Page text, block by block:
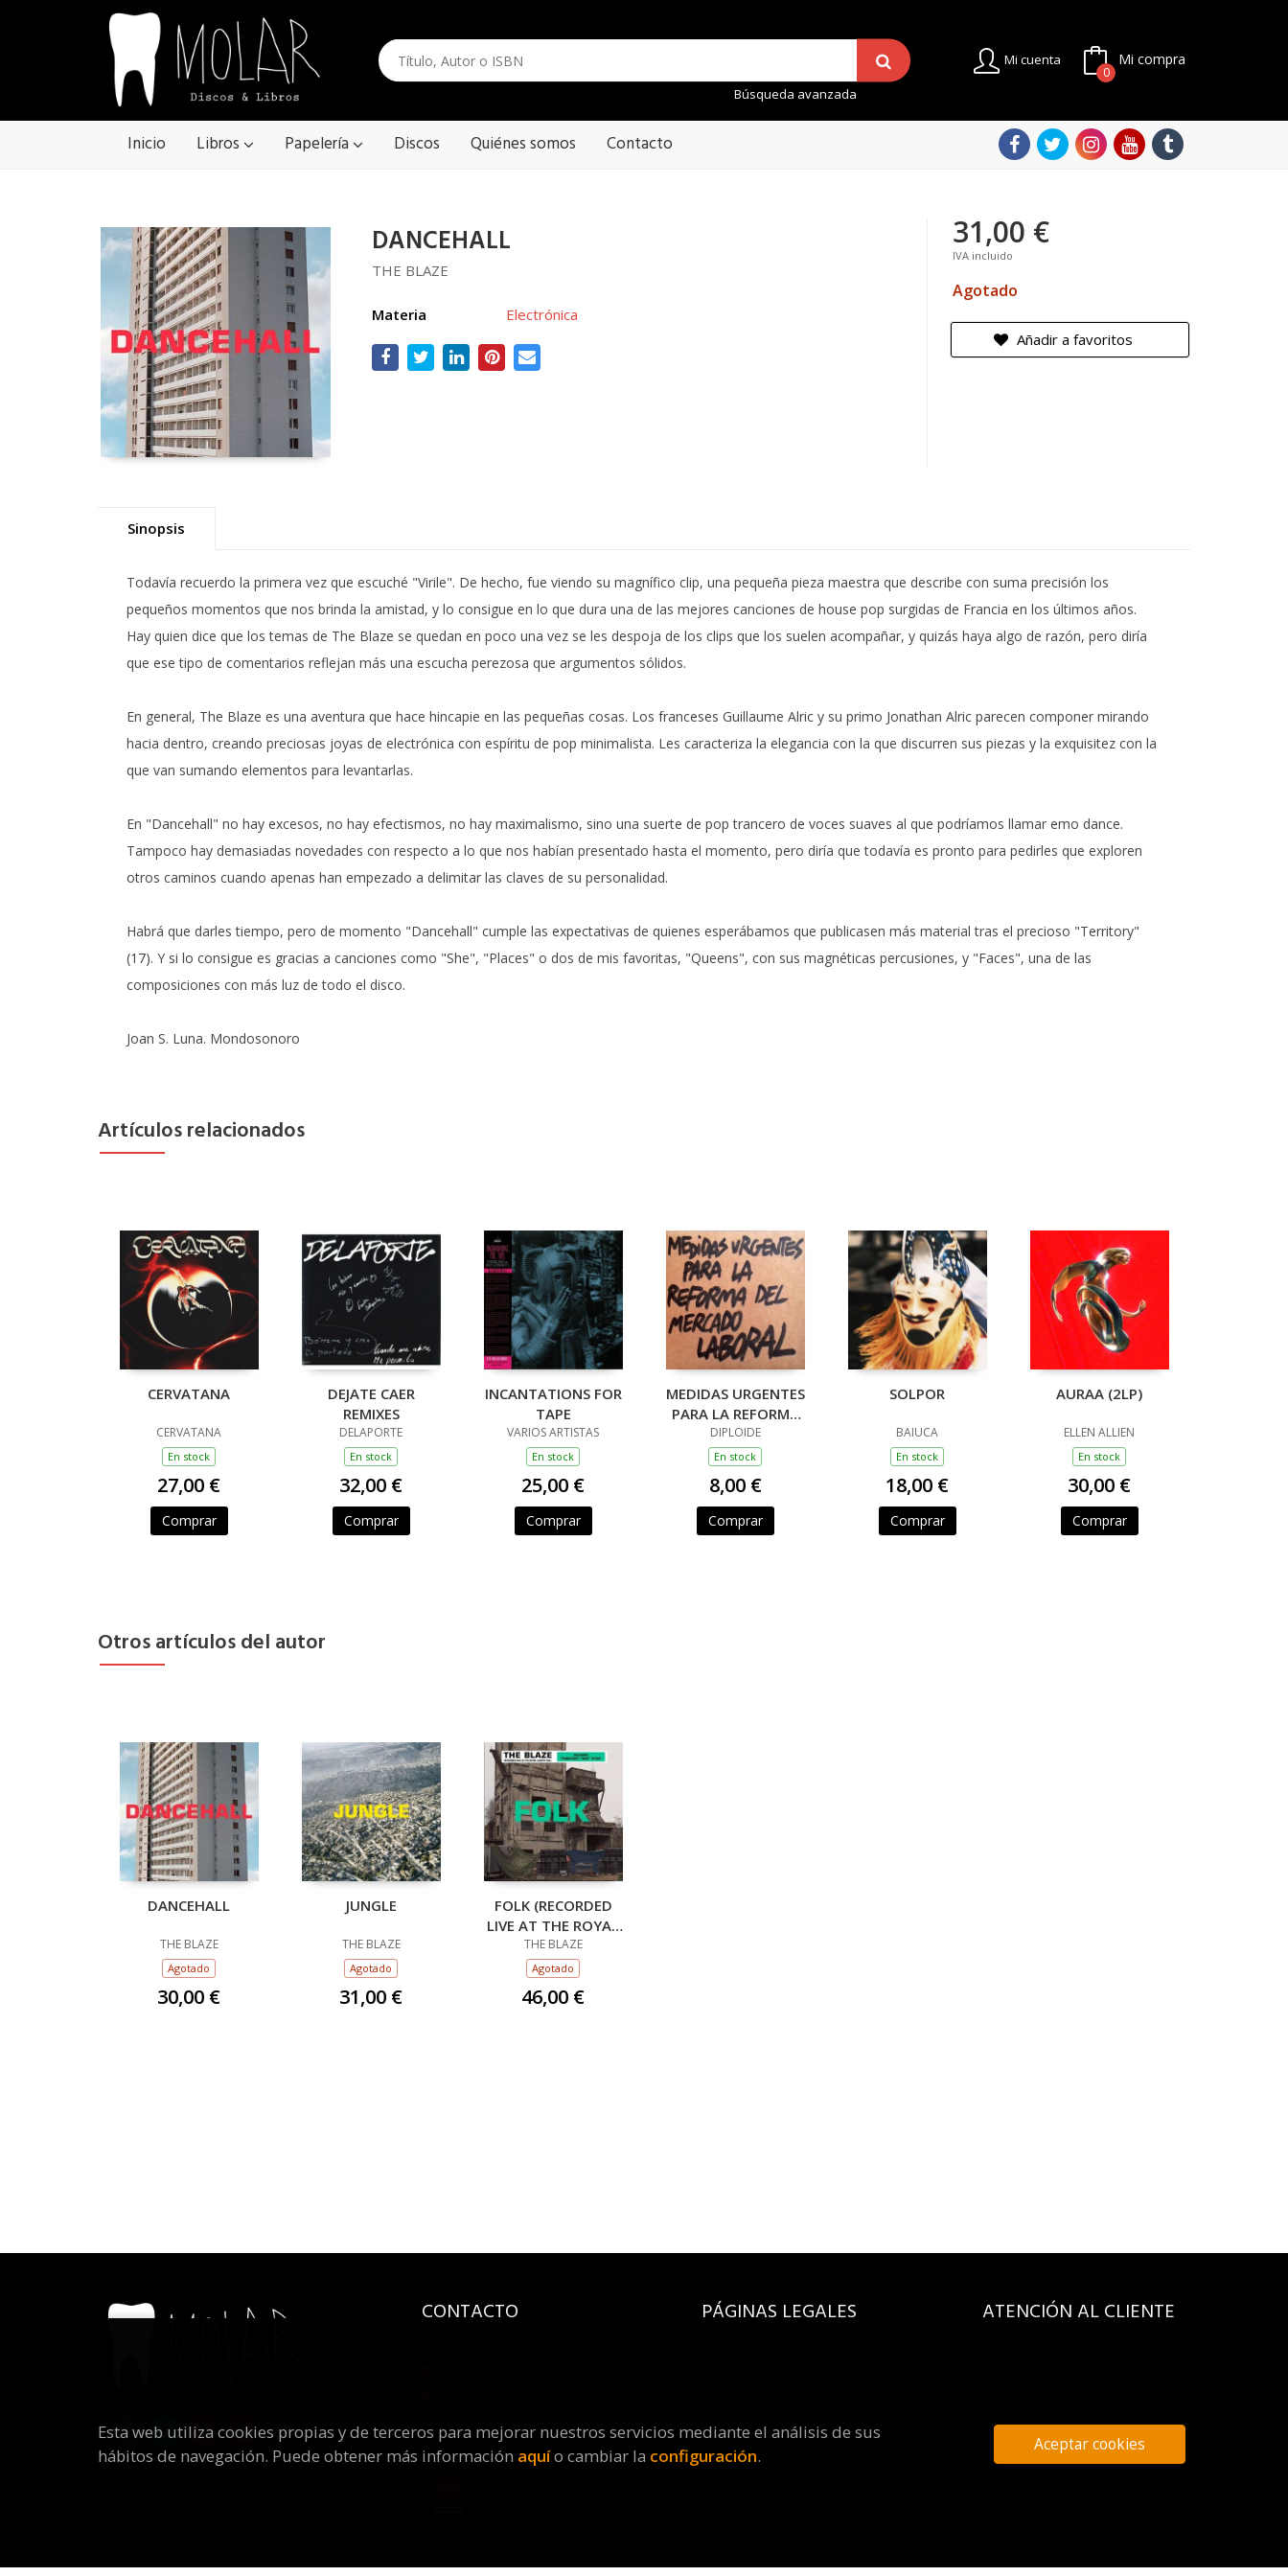
Búsqueda avanzada
Mi cuenta Mi compra
0
Inicio Libros Papelería Discos Quiénes somos Contacto
DANCEHALL
THE BLAZE
Materia Electrónica
31,00 €
IVA incluido
Agotado
Añadir a favoritos
Sinopsis
Todavía recuerdo la primera vez que escuché "Virile". De hecho, fue viendo su magnífico clip, una pequeña pieza maestra que describe con suma precisión los
pequeños momentos que nos brinda la amistad, y lo consigue en lo que dura una de las mejores canciones de house pop surgidas de Francia en los últimos años.
Hay quien dice que los temas de The Blaze se quedan en poco una vez se les despoja de los clips que los suelen acompañar, y quizás haya algo de razón, pero diría
que ese tipo de comentarios reflejan más una escucha perezosa que argumentos sólidos.
En general, The Blaze es una aventura que hace hincapie en las pequeñas cosas. Los franceses Guillaume Alric y su primo Jonathan Alric parecen componer mirando
hacia dentro, creando preciosas joyas de electrónica con espíritu de pop minimalista. Les caracteriza la elegancia con la que discurren sus piezas y la exquisitez con la
que van sumando elementos para levantarlas.
En "Dancehall" no hay excesos, no hay efectismos, no hay maximalismo, sino una suerte de pop trancero de voces suaves al que podríamos llamar emo dance.
Tampoco hay demasiadas novedades con respecto a lo que nos habían presentado hasta el momento, pero diría que todavía es pronto para pedirles que exploren
otros caminos cuando apenas han empezado a delimitar las claves de su personalidad.
Habrá que darles tiempo, pero de momento "Dancehall" cumple las expectativas de quienes esperábamos que publicasen más material tras el precioso "Territory"
(17). Y si lo consigue es gracias a canciones como "She", "Places" o dos de mis favoritas, "Queens", con sus magnéticas percusiones, y "Faces", una de las
composiciones con más luz de todo el disco.
Joan S. Luna. Mondosonoro
Artículos relacionados
CERVATANA
CERVATANA
En stock
27,00 €
Comprar
DEJATE CAER
REMIXES
DELAPORTE
En stock
32,00 €
Comprar
INCANTATIONS FOR
TAPE
VARIOS ARTISTAS
En stock
25,00 €
Comprar
MEDIDAS URGENTES
PARA LA REFORMA
DEL MERCADO
LABORAL (7")
DIPLOIDE
En stock
8,00 €
Comprar
SOLPOR
BAIUCA
En stock
18,00 €
Comprar
AURAA (2LP)
ELLEN ALLIEN
En stock
30,00 €
Comprar
Otros artículos del autor
DANCEHALL
THE BLAZE
Agotado
30,00 €
JUNGLE
THE BLAZE
Agotado
31,00 €
FOLK (RECORDED
LIVE AT THE ROYAL
ALBERT HALL) (2LP)
THE BLAZE
Agotado
46,00 €
CONTACTO PÁGINAS LEGALES ATENCIÓN AL CLIENTE
2026 ©Molar Discos y Libros. Todos los Derechos Reservados |Grupo Trevenque
Esta web utiliza cookies propias y de terceros para mejorar nuestros servicios mediante el análisis de sus
hábitos de navegación. Puede obtener más información aquío cambiar la configuración.
Aceptar cookies